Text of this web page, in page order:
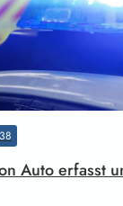
Auto erfasst